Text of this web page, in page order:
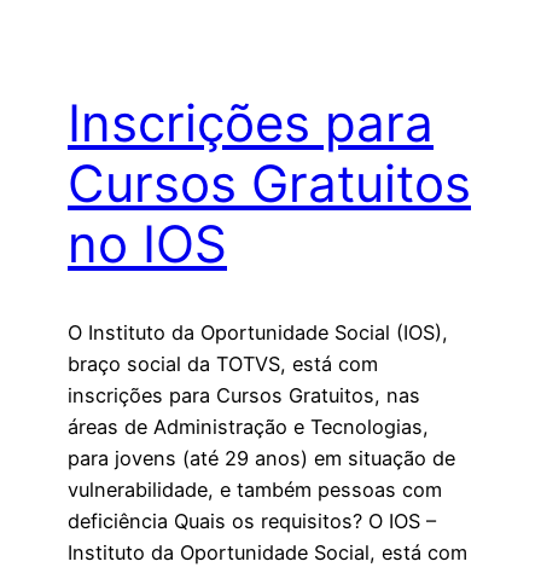
Inscrições para
Cursos Gratuitos
no IOS
O Instituto da Oportunidade Social (IOS),
braço social da TOTVS, está com
inscrições para Cursos Gratuitos, nas
áreas de Administração e Tecnologias,
para jovens (até 29 anos) em situação de
vulnerabilidade, e também pessoas com
deficiência Quais os requisitos? O IOS –
Instituto da Oportunidade Social, está com